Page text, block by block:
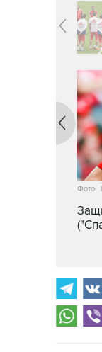
Фото: